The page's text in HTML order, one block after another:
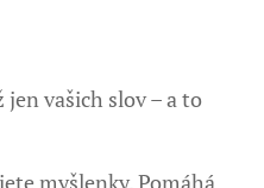
jen vašich slov – a to
myšlenky. Pomáhá